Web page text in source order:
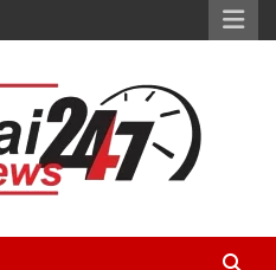
the World.